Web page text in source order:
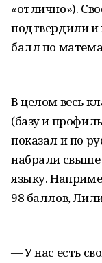
«отлично»).
подтвердили и
балл по
В целом весь
(базу и
показал и по
набрали свыше
языку.
98 баллов,
— У нас есть